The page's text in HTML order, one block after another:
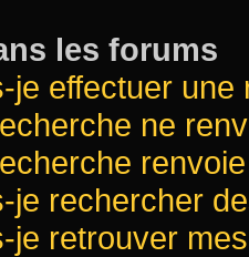
les forums
je effectuer
ne
je rechercher
je retrouver